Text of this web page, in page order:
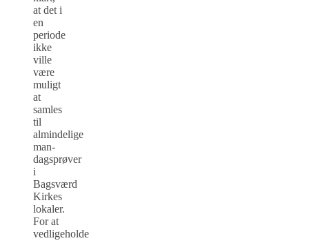
at det i
en
periode
ikke
ville
være
muligt
at
samles
til
almindelige
man­
dagsprøver
i
Bagsværd
Kirkes
lokaler.
For at
vedligeholde